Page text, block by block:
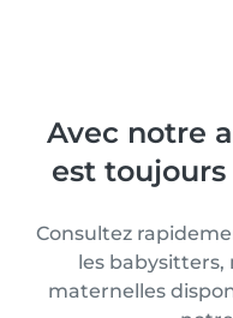
Avec notre
est
Consultez
les babysitters,
maternelles